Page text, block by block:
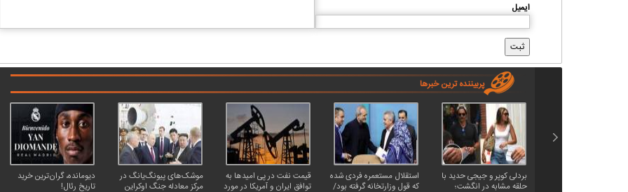
ایمیل
پربیننده ترین خبرها
بردلی کوپر و جیجی حدید با
حلقه‌ مشابه در انگشت؛
استقلال مستعمره فردی شده
که قول وزارتخانه گرفته بود/
قیمت نفت در پی امیدها به
توافق ایران و آمریکا در مورد
موشک‌های پیونگ‌یانگ در
مرکز معادله جنگ اوکراین
دیومانده، گران‌ترین خرید
تاریخ رئال!